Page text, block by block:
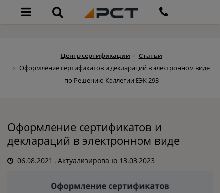
Центр сертификации
Статьи
Оформление сертификатов и деклараций в электронном виде
по Решению Коллегии ЕЭК 293
Оформление сертификатов и
деклараций в электронном виде
06.08.2021 , Актуализировано 13.03.2023